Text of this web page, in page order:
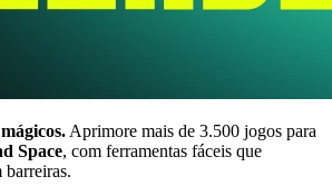
Aprimore mais de 3.500 jogos para
Space, com ferramentas fáceis que
barreiras.